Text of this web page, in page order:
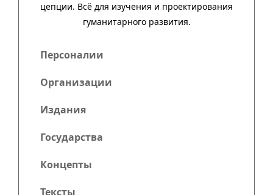
цеп­ции. Всё для изу­че­ния и про­ек­тиро­ва­ния
гума­нитар­ного развития.
Персоналии
Организации
Издания
Государства
Концепты
Тексты